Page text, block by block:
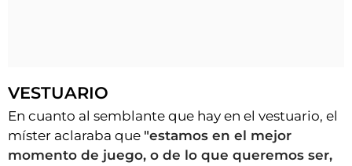
VESTUARIO
En cuanto al semblante que hay en el vestuario, el
míster aclaraba que "estamos en el mejor
momento de juego, o de lo que queremos ser,